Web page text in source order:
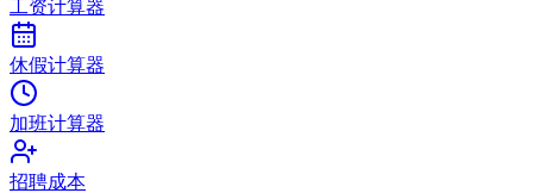
工资计算器
休假计算器
加班计算器
招聘成本